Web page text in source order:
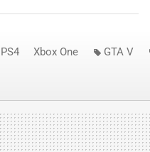
PS4 Xbox One GTA V